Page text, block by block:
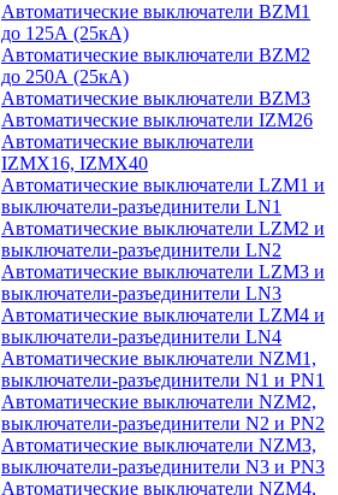
Автоматические выключатели BZM1
до 125А (25кА)
Автоматические выключатели BZM2
до 250А (25кА)
Автоматические выключатели BZM3
Автоматические выключатели IZM26
Автоматические выключатели
IZMX16, IZMX40
Автоматические выключатели LZM1 и
выключатели-разъединители LN1
Автоматические выключатели LZM2 и
выключатели-разъединители LN2
Автоматические выключатели LZM3 и
выключатели-разъединители LN3
Автоматические выключатели LZM4 и
выключатели-разъединители LN4
Автоматические выключатели NZM1,
выключатели-разъединители N1 и PN1
Автоматические выключатели NZM2,
выключатели-разъединители N2 и PN2
Автоматические выключатели NZM3,
выключатели-разъединители N3 и PN3
Автоматические выключатели NZM4,